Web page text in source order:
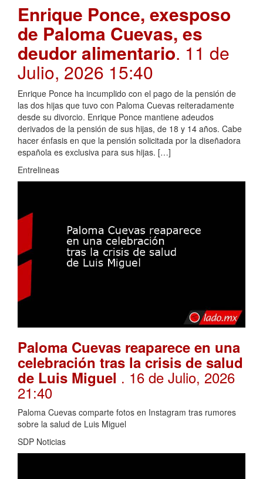
Enrique Ponce, exesposo
de Paloma Cuevas, es
deudor alimentario. 11 de
Julio, 2026 15:40
Enrique Ponce ha incumplido con el pago de la pensión de
las dos hijas que tuvo con Paloma Cuevas reiteradamente
desde su divorcio. Enrique Ponce mantiene adeudos
derivados de la pensión de sus hijas, de 18 y 14 años. Cabe
hacer énfasis en que la pensión solicitada por la diseñadora
española es exclusiva para sus hijas. […]
Entrelineas
Paloma Cuevas reaparece en una
celebración tras la crisis de salud
de Luis Miguel . 16 de Julio, 2026
21:40
Paloma Cuevas comparte fotos en Instagram tras rumores
sobre la salud de Luis Miguel
SDP Noticias